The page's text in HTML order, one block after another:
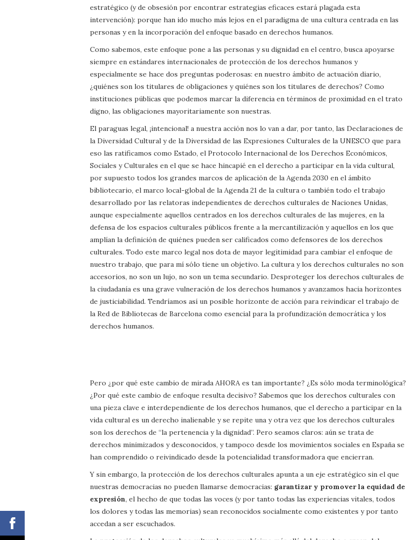
estratégico (y de obsesión por encontrar estrategias eficaces estará plagada esta
intervención): porque han ido mucho más lejos en el paradigma de una cultura centrada en las
personas y en la incorporación del enfoque basado en derechos humanos.
Como sabemos, este enfoque pone a las personas y su dignidad en el centro, busca apoyarse
siempre en estándares internacionales de protección de los derechos humanos y
especialmente se hace dos preguntas poderosas: en nuestro ámbito de actuación diario,
¿quiénes son los titulares de obligaciones y quiénes son los titulares de derechos? Como
instituciones públicas que podemos marcar la diferencia en términos de proximidad en el trato
digno, las obligaciones mayoritariamente son nuestras.
El paraguas legal, ¡intencional! a nuestra acción nos lo van a dar, por tanto, las Declaraciones de
la Diversidad Cultural y de la Diversidad de las Expresiones Culturales de la UNESCO que para
eso las ratificamos como Estado, el Protocolo Internacional de los Derechos Económicos,
Sociales y Culturales en el que se hace hincapié en el derecho a participar en la vida cultural,
por supuesto todos los grandes marcos de aplicación de la Agenda 2030 en el ámbito
bibliotecario, el marco local-global de la Agenda 21 de la cultura o también todo el trabajo
desarrollado por las relatoras independientes de derechos culturales de Naciones Unidas,
aunque especialmente aquellos centrados en los derechos culturales de las mujeres, en la
defensa de los espacios culturales públicos frente a la mercantilización y aquellos en los que
amplían la definición de quiénes pueden ser calificados como defensores de los derechos
culturales. Todo este marco legal nos dota de mayor legitimidad para cambiar el enfoque de
nuestro trabajo, que para mí sólo tiene un objetivo. La cultura y los derechos culturales no son
accesorios, no son un lujo, no son un tema secundario. Desproteger los derechos culturales de
la ciudadanía es una grave vulneración de los derechos humanos y avanzamos hacia horizontes
de justiciabilidad. Tendríamos así un posible horizonte de acción para reivindicar el trabajo de
la Red de Bibliotecas de Barcelona como esencial para la profundización democrática y los
derechos humanos.
Pero ¿por qué este cambio de mirada AHORA es tan importante? ¿Es sólo moda terminológica?
¿Por qué este cambio de enfoque resulta decisivo? Sabemos que los derechos culturales con
una pieza clave e interdependiente de los derechos humanos, que el derecho a participar en la
vida cultural es un derecho inalienable y se repite una y otra vez que los derechos culturales
son los derechos de “la pertenencia y la dignidad”. Pero seamos claros: aún se trata de
derechos minimizados y desconocidos, y tampoco desde los movimientos sociales en España se
han comprendido o reivindicado desde la potencialidad transformadora que encierran.
Y sin embargo, la protección de los derechos culturales apunta a un eje estratégico sin el que
nuestras democracias no pueden llamarse democracias: garantizar y promover la equidad de
expresión, el hecho de que todas las voces (y por tanto todas las experiencias vitales, todos
los dolores y todas las memorias) sean reconocidos socialmente como existentes y por tanto
accedan a ser escuchados.